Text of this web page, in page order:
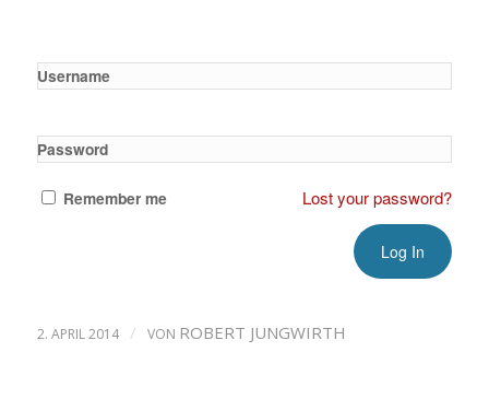
Username
Password
Remember me Lost your password?
2. APRIL 2014 / VON ROBERT JUNGWIRTH